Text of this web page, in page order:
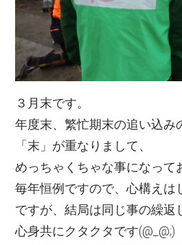
３月末です。
年度末、繁忙期末の追い込み
「末」が重なりまして、
めっちゃくちゃな事になって
毎年恒例ですので、心構えは
ですが、結局は同じ事の繰返
心身共にクタクタです(@_@;)